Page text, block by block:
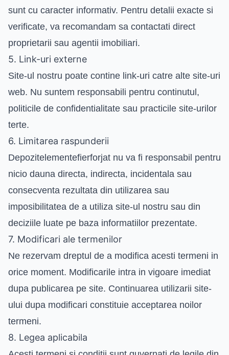
sunt cu caracter informativ. Pentru detalii exacte si
verificate, va recomandam sa contactati direct
proprietarii sau agentii imobiliari.
5. Link-uri externe
Site-ul nostru poate contine link-uri catre alte site-uri
web. Nu suntem responsabili pentru continutul,
politicile de confidentialitate sau practicile site-urilor
terte.
6. Limitarea raspunderii
Depozitelementefierforjat nu va fi responsabil pentru
nicio dauna directa, indirecta, incidentala sau
consecventa rezultata din utilizarea sau
imposibilitatea de a utiliza site-ul nostru sau din
deciziile luate pe baza informatiilor prezentate.
7. Modificari ale termenilor
Ne rezervam dreptul de a modifica acesti termeni in
orice moment. Modificarile intra in vigoare imediat
dupa publicarea pe site. Continuarea utilizarii site-
ului dupa modificari constituie acceptarea noilor
termeni.
8. Legea aplicabila